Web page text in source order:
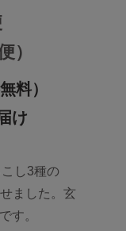
）
料）
け
し3種の
ました。玄
す。